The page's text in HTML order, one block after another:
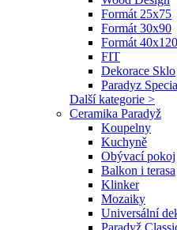
Formát 25x75
Formát 30x90
Formát 40x120
FIT
Dekorace Sklo
Paradyz
Další kategorie >
Ceramika Paradyž
Koupelny
Kuchyně
Obývací pokoj
Balkon i terasa
Klinker
Mozaiky
Universální
Paradyž